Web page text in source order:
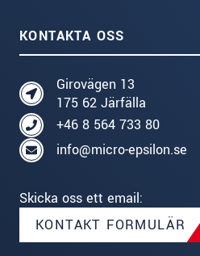
KONTAKTA OSS
Girovägen 13
175 62 Järfälla
+46 8 564 733 80
info@micro-epsilon.se
Skicka oss ett email:
KONTAKT FORMULÄR